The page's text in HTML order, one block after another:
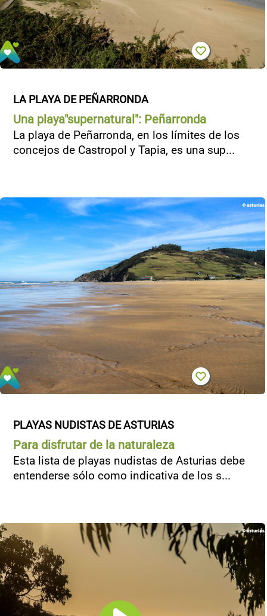
LA PLAYA DE PEÑARRONDA
Una playa"supernatural": Peñarronda
La playa de Peñarronda, en los límites de los
concejos de Castropol y Tapia, es una sup...
PLAYAS NUDISTAS DE ASTURIAS
Para disfrutar de la naturaleza
Esta lista de playas nudistas de Asturias debe
entenderse sólo como indicativa de los s...